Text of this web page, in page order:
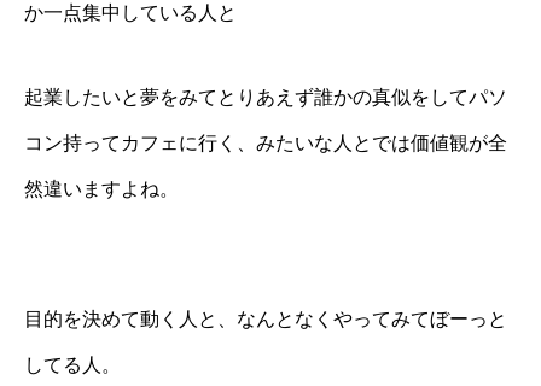
か一点集中している人と
起業したいと夢をみてとりあえず誰かの真似をしてパソ
コン持ってカフェに行く、みたいな人とでは価値観が全
然違いますよね。
目的を決めて動く人と、なんとなくやってみてぼーっと
してる人。